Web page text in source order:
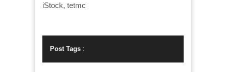
iStock, tetmc
Post Tags :